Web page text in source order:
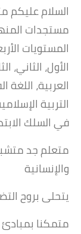
السلام عليكم
مستجدات
الأول، الثاني،
العربية، اللغة
التربية
في السلك
متعلم جد
والإنسانية
يتحلى بروح
متمكنا بمبادئ